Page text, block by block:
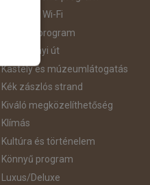
Ingyenes Wi-Fi
Intenzív program
Karácsonyi út
Kastély és múzeumlátogatás
Kék zászlós strand
Kiváló megközelíthetőség
Klímás
Kultúra és történelem
Könnyű program
Luxus/Deluxe